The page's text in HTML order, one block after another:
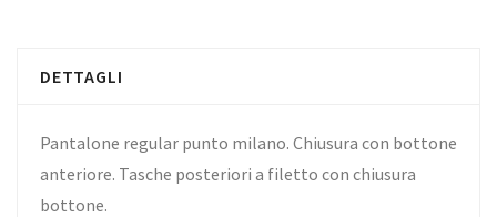
DETTAGLI
Pantalone regular punto milano. Chiusura con bottone
anteriore. Tasche posteriori a filetto con chiusura
bottone.